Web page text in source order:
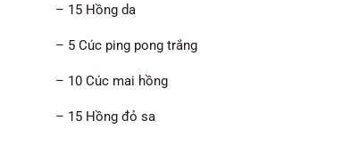
– 15 Hồng da
– 5 Cúc ping pong trắng
– 10 Cúc mai hồng
– 15 Hồng đỏ sa